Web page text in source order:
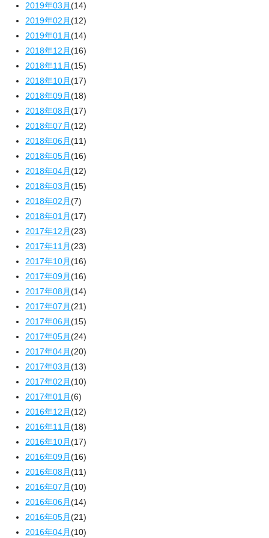
2019年03月(14)
2019年02月(12)
2019年01月(14)
2018年12月(16)
2018年11月(15)
2018年10月(17)
2018年09月(18)
2018年08月(17)
2018年07月(12)
2018年06月(11)
2018年05月(16)
2018年04月(12)
2018年03月(15)
2018年02月(7)
2018年01月(17)
2017年12月(23)
2017年11月(23)
2017年10月(16)
2017年09月(16)
2017年08月(14)
2017年07月(21)
2017年06月(15)
2017年05月(24)
2017年04月(20)
2017年03月(13)
2017年02月(10)
2017年01月(6)
2016年12月(12)
2016年11月(18)
2016年10月(17)
2016年09月(16)
2016年08月(11)
2016年07月(10)
2016年06月(14)
2016年05月(21)
2016年04月(10)